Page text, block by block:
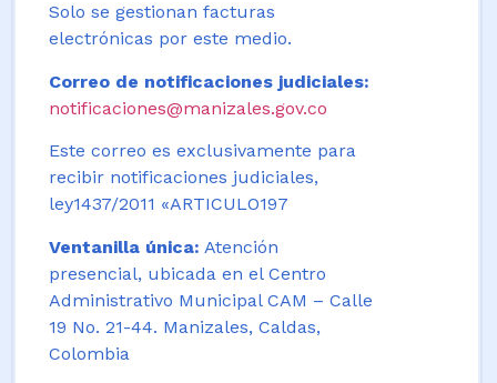
Solo se gestionan facturas
electrónicas por este medio.
Correo de notificaciones judiciales:
notificaciones@manizales.gov.co
Este correo es exclusivamente para
recibir notificaciones judiciales,
ley1437/2011 «ARTICULO197
Ventanilla única: Atención
presencial, ubicada en el Centro
Administrativo Municipal CAM – Calle
19 No. 21-44. Manizales, Caldas,
Colombia